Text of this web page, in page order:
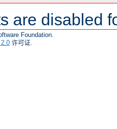
are disabled
Foundation.
许可证.